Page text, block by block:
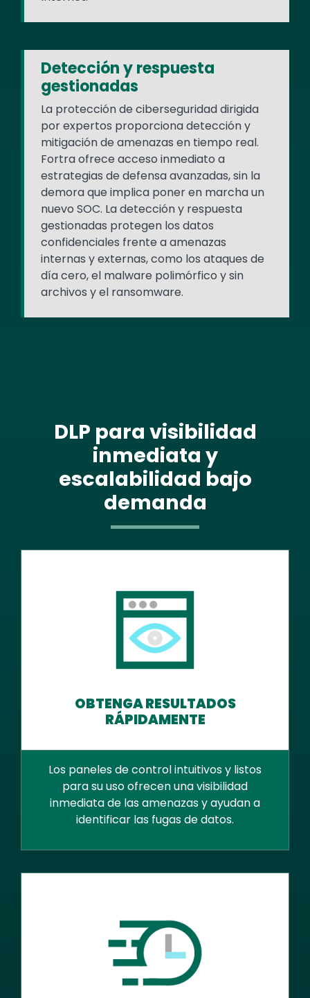
Detección y respuesta
gestionadas
La protección de ciberseguridad dirigida
por expertos proporciona detección y
mitigación de amenazas en tiempo real.
Fortra ofrece acceso inmediato a
estrategias de defensa avanzadas, sin la
demora que implica poner en marcha un
nuevo SOC. La detección y respuesta
gestionadas protegen los datos
confidenciales frente a amenazas
internas y externas, como los ataques de
día cero, el malware polimórfico y sin
archivos y el ransomware.
DLP para visibilidad
inmediata y
escalabilidad bajo
demanda
OBTENGA RESULTADOS
RÁPIDAMENTE
Los paneles de control intuitivos y listos
para su uso ofrecen una visibilidad
inmediata de las amenazas y ayudan a
identificar las fugas de datos.